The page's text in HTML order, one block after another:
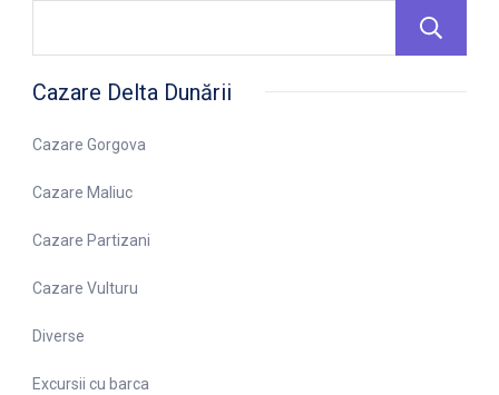
Cazare Delta Dunării
Cazare Gorgova
Cazare Maliuc
Cazare Partizani
Cazare Vulturu
Diverse
Excursii cu barca